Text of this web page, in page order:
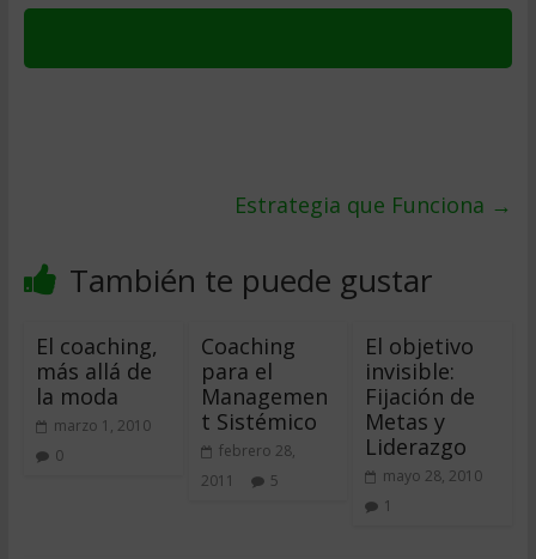
Estrategia que Funciona →
También te puede gustar
El coaching,
más allá de
la moda
marzo 1, 2010
0
Coaching
para el
Managemen
t Sistémico
febrero 28,
2011
5
El objetivo
invisible:
Fijación de
Metas y
Liderazgo
mayo 28, 2010
1